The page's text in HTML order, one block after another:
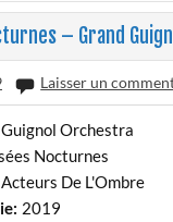
– Grand
Laisser un
Orchestra
Nocturnes
De L'Ombre
2019